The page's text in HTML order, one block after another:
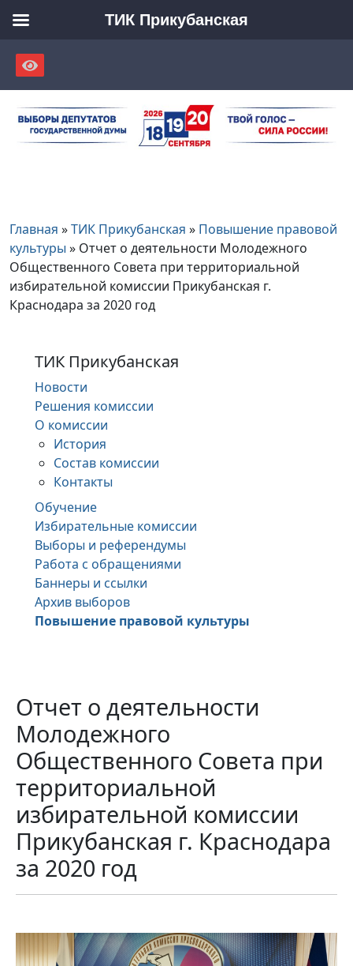
content
Главная »ТИК Прикубанская » Повышение правовой
культуры » Отчет о деятельности Молодежного
Общественного Совета при территориальной
избирательной комиссии Прикубанская г.
Краснодара за 2020 год
ТИК Прикубанская
Новости
Решения комиссии
О комиссии
История
Состав комиссии
Контакты
Обучение
Избирательные комиссии
Выборы и референдумы
Работа с обращениями
Баннеры и ссылки
Архив выборов
Повышение правовой культуры
Отчет о деятельности
Молодежного
Общественного Совета при
территориальной
избирательной комиссии
Прикубанская г. Краснодара
за 2020 год
ТИК Прикубанская